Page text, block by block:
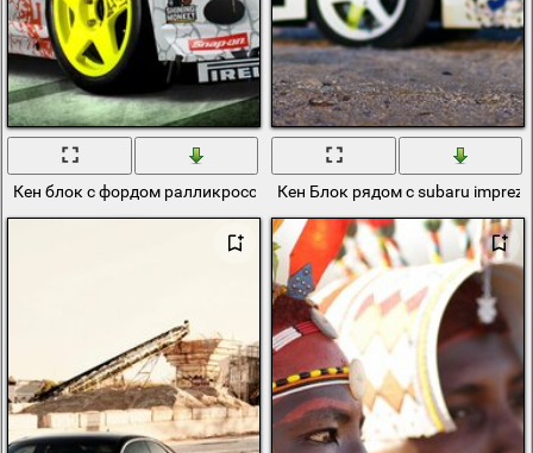
Кен блок с фордом ралликросс Кен Блок рядом с subaru impreza